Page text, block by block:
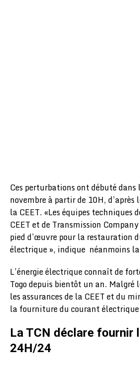
Ces perturbations ont débuté dans
novembre à partir de 10H, d’après
la CEET. «Les équipes techniques
CEET et de Transmission
pied d’œuvre pour la restauration
électrique », indique néanmoins la
L’énergie électrique connaît de
Togo depuis bientôt un an. Malgré
les assurances de la CEET et du
la fourniture du courant électrique
La TCN déclare fournir
24H/24